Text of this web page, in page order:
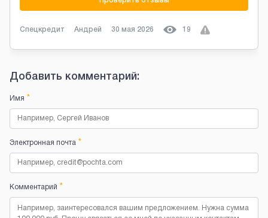
Спецкредит Андрей 30 мая 2026 19
Добавить комментарий:
Имя *
Электронная почта *
Комментарий *